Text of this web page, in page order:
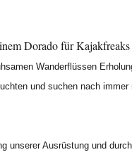
Dorado für Kajakfreaks
Wanderflüssen
und suchen nach
unserer Ausrüstung und